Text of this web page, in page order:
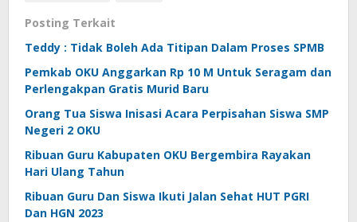
Posting Terkait
Teddy : Tidak Boleh Ada Titipan Dalam Proses SPMB
Pemkab OKU Anggarkan Rp 10 M Untuk Seragam dan
Perlengakpan Gratis Murid Baru
Orang Tua Siswa Inisasi Acara Perpisahan Siswa SMP
Negeri 2 OKU
Ribuan Guru Kabupaten OKU Bergembira Rayakan
Hari Ulang Tahun
Ribuan Guru Dan Siswa Ikuti Jalan Sehat HUT PGRI
Dan HGN 2023